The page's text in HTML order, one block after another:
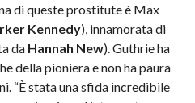
di queste prostitute è Max
Kennedy), innamorata di
da Hannah New). Guthrie ha
della pioniera e non ha paura
“È stata una sfida incredibile